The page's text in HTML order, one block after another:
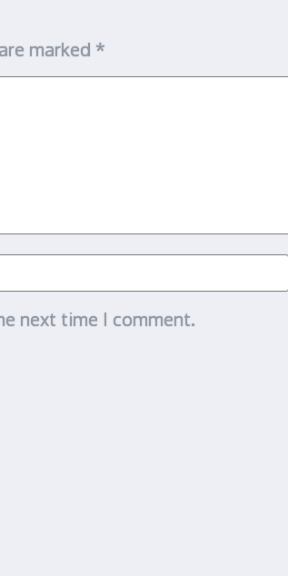
marked *
next time I comment.